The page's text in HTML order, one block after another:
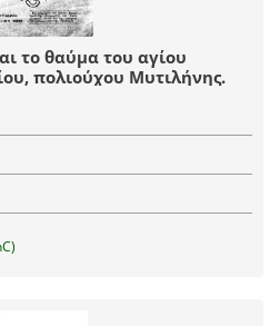
το θαύμα του αγίου
πολιούχου Μυτιλήνης.